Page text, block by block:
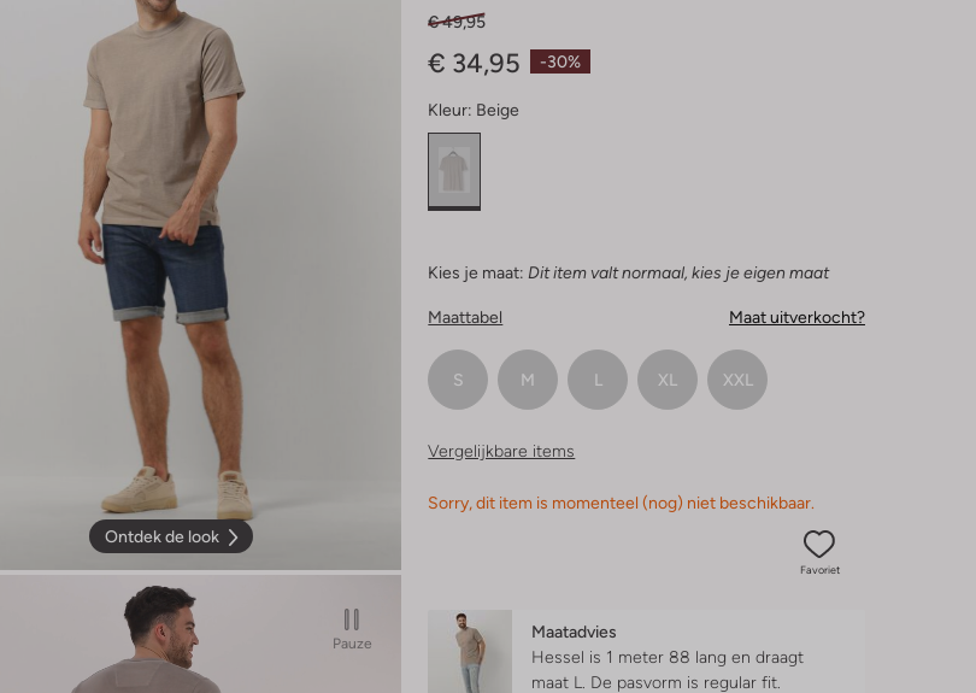
Ontdek de look
Pauze
-30%
€ 49,95
€ 34,95
Kleur: Beige
Kies je maat: Dit item valt normaal, kies je eigen maat
Maattabel Maat uitverkocht?
S M L XL XXL
Vergelijkbare items
Sorry, dit item is momenteel (nog) niet beschikbaar.
Favoriet
Maatadvies
Hessel is 1 meter 88 lang en draagt
maat L. De pasvorm is regular fit